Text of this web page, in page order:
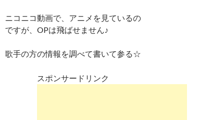
ニコニコ動画で、アニメを見ているの
ですが、OPは飛ばせません♪
歌手の方の情報を調べて書いて参る☆
スポンサードリンク